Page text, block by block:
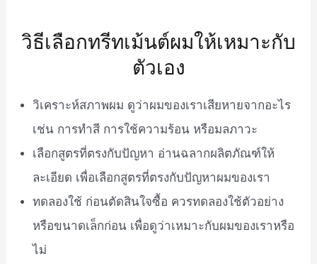
วิธีเลือกทรีทเม้นต์ผมให้เหมาะกับ
ตัวเอง
วิเคราะห์สภาพผม ดูว่าผมของเราเสียหายจากอะไร
เช่น การทำสี การใช้ความร้อน หรือมลภาวะ
เลือกสูตรที่ตรงกับปัญหา อ่านฉลากผลิตภัณฑ์ให้
ละเอียด เพื่อเลือกสูตรที่ตรงกับปัญหาผมของเรา
ทดลองใช้ ก่อนตัดสินใจซื้อ ควรทดลองใช้ตัวอย่าง
หรือขนาดเล็กก่อน เพื่อดูว่าเหมาะกับผมของเราหรือ
ไม่